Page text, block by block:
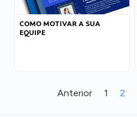
COMO MOTIVAR A SUA
EQUIPE
Anterior 1 2